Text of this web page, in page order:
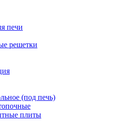
печи
решетки
(под печь)
плиты